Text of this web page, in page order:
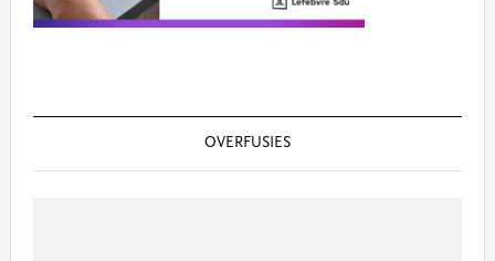
OVERFUSIES